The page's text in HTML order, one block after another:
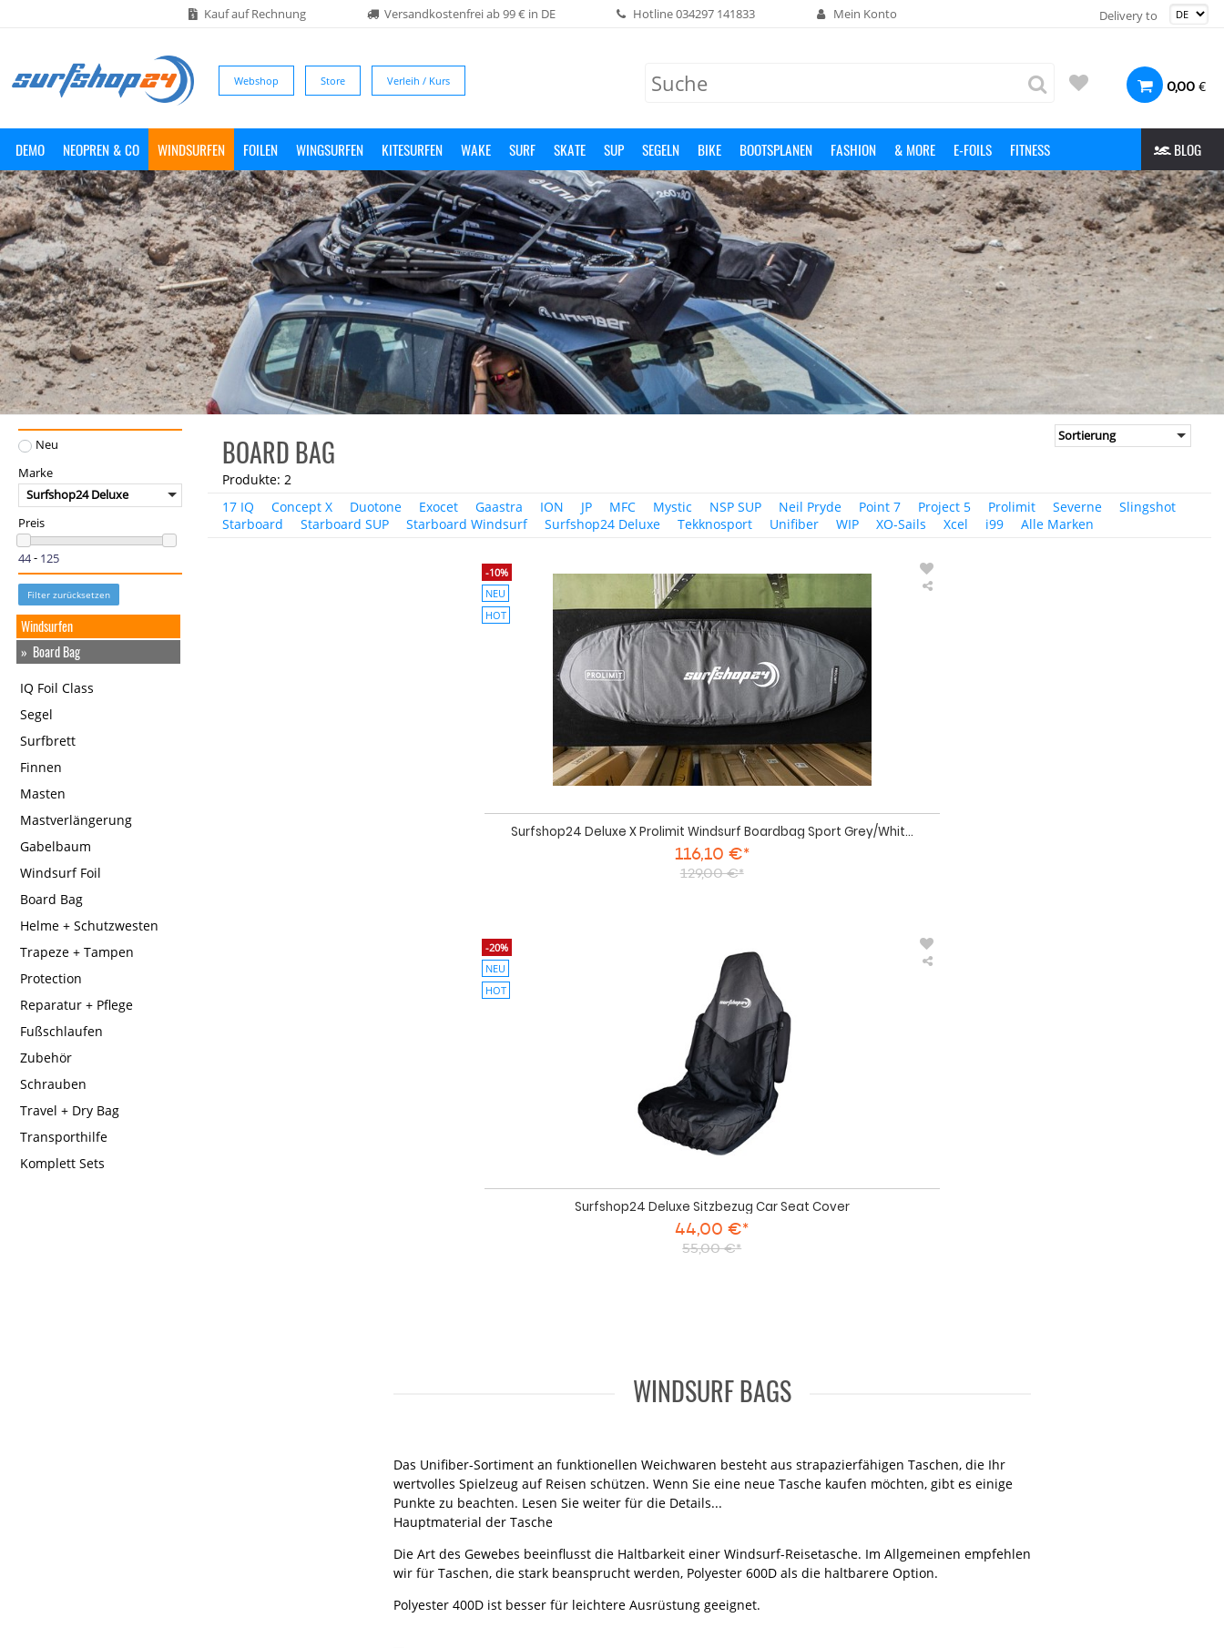
Kauf auf Rechnung Versandkostenfrei ab 99 € in DE Hotline034297 141833 Mein Konto Delivery to
Webshop Store Verleih / Kurs 0,00 €
DEMO NEOPREN & CO WINDSURFEN FOILEN WINGSURFEN KITESURFEN WAKE SURF SKATE SUP SEGELN BIKE BOOTSPLANEN FASHION & MORE E-FOILS FITNESS BLOG
Neu
Marke
Surfshop24 Deluxe
Preis
-
Filter zurücksetzen
Windsurfen
Board Bag
IQ Foil Class
Segel
Surfbrett
Finnen
Masten
Mastverlängerung
Gabelbaum
Windsurf Foil
Board Bag
Helme + Schutzwesten
Trapeze + Tampen
Protection
Reparatur + Pflege
Fußschlaufen
Zubehör
Schrauben
Travel + Dry Bag
Transporthilfe
Komplett Sets
BOARD BAG
Produkte: 2
17 IQ
Concept X Duotone Exocet Gaastra ION JP MFC Mystic NSP SUP Neil Pryde Point 7 Project 5 Prolimit Severne
Slingshot
Starboard
Starboard SUP Starboard Windsurf Surfshop24 Deluxe Tekknosport Unifiber WIP XO-Sails Xcel i99 Alle Marken
-10%
NEU
HOT
Surfshop24 Deluxe X Prolimit Windsurf Boardbag Sport Grey/Whit...
116,10 €*
129,00 €*
-20%
NEU
HOT
Surfshop24 Deluxe Sitzbezug Car Seat Cover
44,00 €*
55,00 €*
WINDSURF BAGS
Das Unifiber-Sortiment an funktionellen Weichwaren besteht aus strapazierfähigen Taschen, die Ihr
wertvolles Spielzeug auf Reisen schützen. Wenn Sie eine neue Tasche kaufen möchten, gibt es einige
Punkte zu beachten. Lesen Sie weiter für die Details...
Hauptmaterial der Tasche
Die Art des Gewebes beeinflusst die Haltbarkeit einer Windsurf-Reisetasche. Im Allgemeinen empfehlen
wir für Taschen, die stark beansprucht werden, Polyester 600D als die haltbarere Option.
Polyester 400D ist besser für leichtere Ausrüstung geeignet.